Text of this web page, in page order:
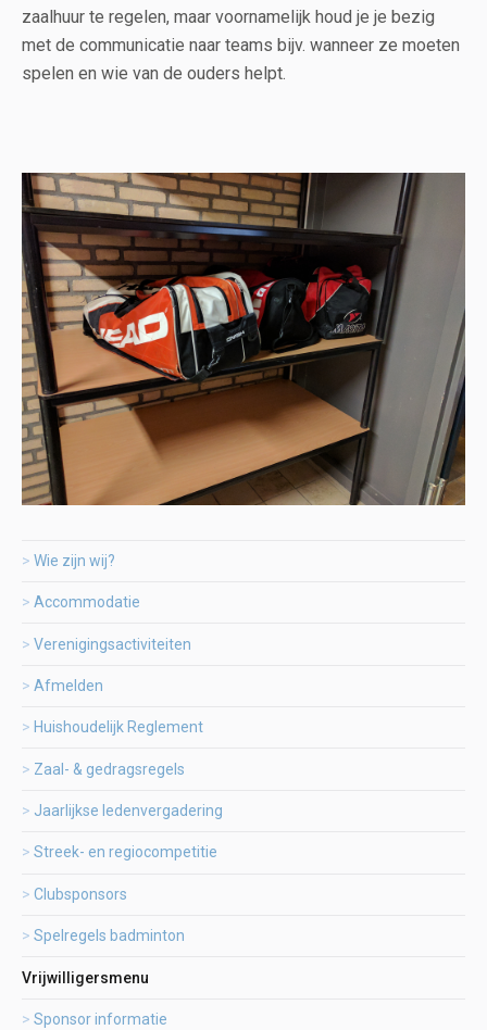
zaalhuur te regelen, maar voornamelijk houd je je bezig
met de communicatie naar teams bijv. wanneer ze moeten
spelen en wie van de ouders helpt.
Wie zijn wij?
Accommodatie
Verenigingsactiviteiten
Afmelden
Huishoudelijk Reglement
Zaal- & gedragsregels
Jaarlijkse ledenvergadering
Streek- en regiocompetitie
Clubsponsors
Spelregels badminton
Vrijwilligersmenu
Sponsor informatie